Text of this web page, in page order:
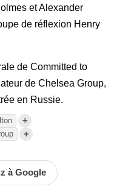
et Alexander
de réflexion Henry
de Committed to
de Chelsea Group,
en Russie.
+
+
à Google